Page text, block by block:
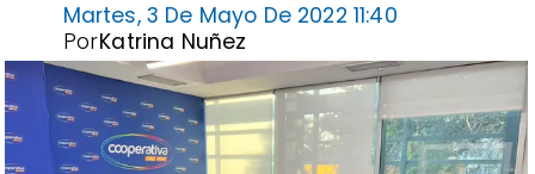
Martes, 3 De Mayo De 2022 11:40
Katrina Nuñez
Por